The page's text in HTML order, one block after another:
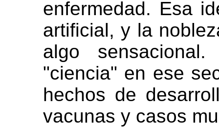
enfermedad. Esa
artificial, y la
algo
"ciencia" en ese
hechos de
vacunas y casos